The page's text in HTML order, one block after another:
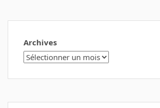
Archives